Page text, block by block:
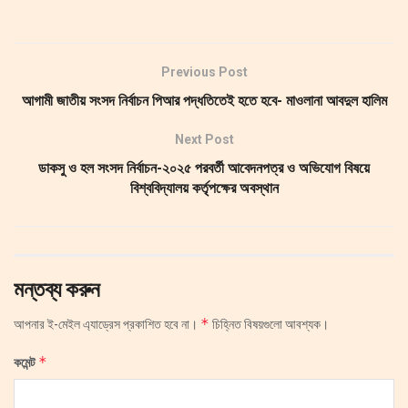
Previous Post
আগামী জাতীয় সংসদ নির্বাচন পিআর পদ্ধতিতেই হতে হবে- মাওলানা আবদুল হালিম
Next Post
ডাকসু ও হল সংসদ নির্বাচন-২০২৫ পরবর্তী আবেদনপত্র ও অভিযোগ বিষয়ে
বিশ্ববিদ্যালয় কর্তৃপক্ষের অবস্থান
মন্তব্য করুন
আপনার ই-মেইল এ্যাড্রেস প্রকাশিত হবে না। * চিহ্নিত বিষয়গুলো আবশ্যক।
কমেন্ট*